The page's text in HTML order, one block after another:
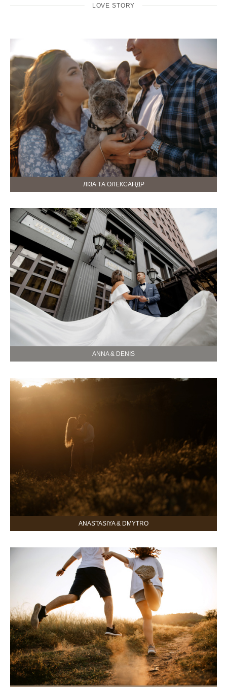
LOVE STORY
ЛІЗА ТА ОЛЕКСАНДР
ANNA & DENIS
ANASTASIYA & DMYTRO